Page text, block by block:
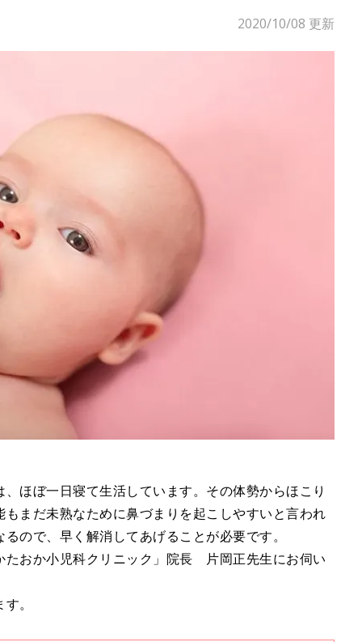
2020/10/08 更新
ほぼ一日寝て生活しています。その体勢からほこり
まだ未熟なために鼻づまりを起こしやすいと言われ
ので、早く解消してあげることが必要です。
たおか小児科クリニック」院長 片岡正先生にお伺い
。